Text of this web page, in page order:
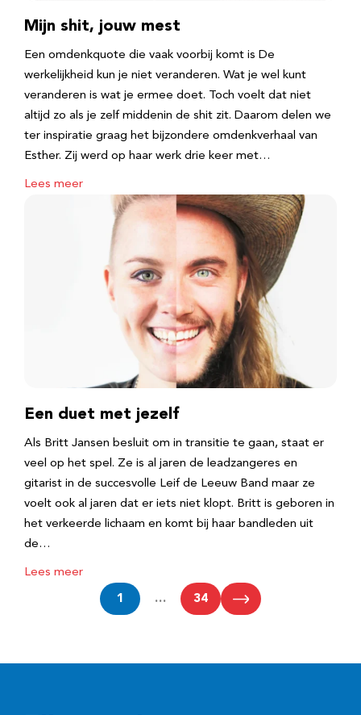
Mijn shit, jouw mest
Een omdenkquote die vaak voorbij komt is De
werkelijkheid kun je niet veranderen. Wat je wel kunt
veranderen is wat je ermee doet. Toch voelt dat niet
altijd zo als je zelf middenin de shit zit. Daarom delen we
ter inspiratie graag het bijzondere omdenkverhaal van
Esther. Zij werd op haar werk drie keer met…
Lees meer
Een duet met jezelf
Als Britt Jansen besluit om in transitie te gaan, staat er
veel op het spel. Ze is al jaren de leadzangeres en
gitarist in de succesvolle Leif de Leeuw Band maar ze
voelt ook al jaren dat er iets niet klopt. Britt is geboren in
het verkeerde lichaam en komt bij haar bandleden uit
de…
Lees meer
1 … 34